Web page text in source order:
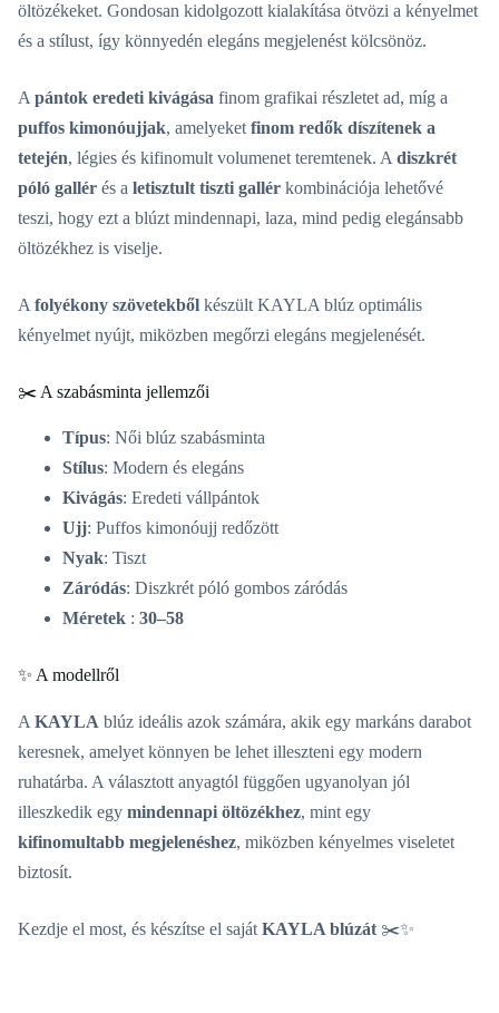
öltözékeket. Gondosan kidolgozott kialakítása ötvözi a kényelmet
és a stílust, így könnyedén elegáns megjelenést kölcsönöz.
A pántok eredeti kivágása finom grafikai részletet ad, míg a
puffos kimonóujjak, amelyeket finom redők díszítenek a
tetején, légies és kifinomult volumenet teremtenek. A diszkrét
póló gallér és a letisztult tiszti gallér kombinációja lehetővé
teszi, hogy ezt a blúzt mindennapi, laza, mind pedig elegánsabb
öltözékhez is viselje.
A folyékony szövetekből készült KAYLA blúz optimális
kényelmet nyújt, miközben megőrzi elegáns megjelenését.
✂️ A szabásminta jellemzői
Típus: Női blúz szabásminta
Stílus: Modern és elegáns
Kivágás: Eredeti vállpántok
Ujj: Puffos kimonóujj redőzött
Nyak: Tiszt
Záródás: Diszkrét póló gombos záródás
Méretek : 30–58
✨ A modellről
A KAYLA blúz ideális azok számára, akik egy markáns darabot
keresnek, amelyet könnyen be lehet illeszteni egy modern
ruhatárba. A választott anyagtól függően ugyanolyan jól
illeszkedik egy mindennapi öltözékhez, mint egy
kifinomultabb megjelenéshez, miközben kényelmes viseletet
biztosít.
Kezdje el most, és készítse el saját KAYLA blúzát ✂️✨